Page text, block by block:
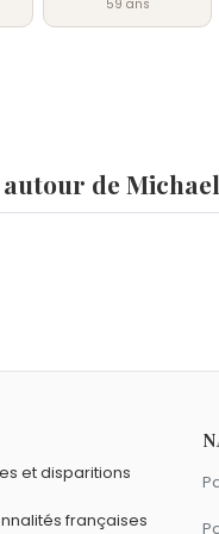
59 ans
de
Sylvester Stallone
Anderson
et disparitions
françaises